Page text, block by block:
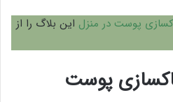
پوست در منزل این بلاگ را از
پوست